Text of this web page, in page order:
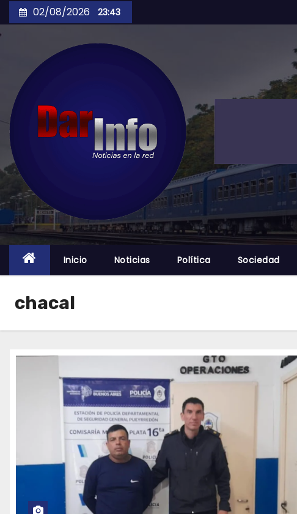
to
02/08/2026 23:43
Inicio Noticias Política Sociedad
chacal